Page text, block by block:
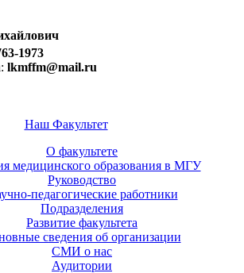
1973
lkmffm@mail.ru
Наш Факультет
О факультете
медицинского образования в МГУ
Руководство
педагогические работники
Подразделения
Развитие факультета
сведения об организации
СМИ о нас
Аудитории